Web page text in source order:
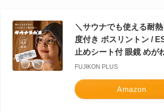
＼サウナでも使える耐
度付き ボスリントン /
止めシート付 眼鏡 めが
FUJIKON PLUS
Amazon